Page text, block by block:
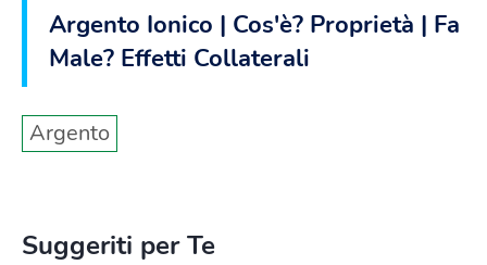
Argento Ionico | Cos'è? Proprietà | Fa
Male? Effetti Collaterali
Argento
Suggeriti per Te